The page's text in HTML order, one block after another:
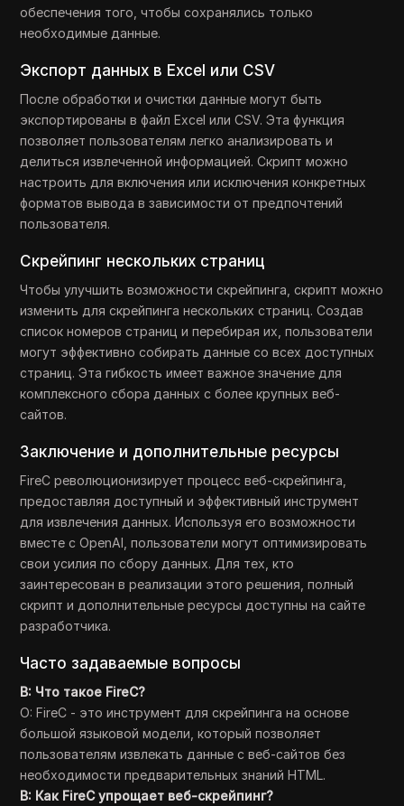
обеспечения того, чтобы сохранялись только
необходимые данные.
Экспорт данных в Excel или CSV
После обработки и очистки данные могут быть
экспортированы в файл Excel или CSV. Эта функция
позволяет пользователям легко анализировать и
делиться извлеченной информацией. Скрипт можно
настроить для включения или исключения конкретных
форматов вывода в зависимости от предпочтений
пользователя.
Скрейпинг нескольких страниц
Чтобы улучшить возможности скрейпинга, скрипт можно
изменить для скрейпинга нескольких страниц. Создав
список номеров страниц и перебирая их, пользователи
могут эффективно собирать данные со всех доступных
страниц. Эта гибкость имеет важное значение для
комплексного сбора данных с более крупных веб-
сайтов.
Заключение и дополнительные ресурсы
FireC революционизирует процесс веб-скрейпинга,
предоставляя доступный и эффективный инструмент
для извлечения данных. Используя его возможности
вместе с OpenAI, пользователи могут оптимизировать
свои усилия по сбору данных. Для тех, кто
заинтересован в реализации этого решения, полный
скрипт и дополнительные ресурсы доступны на сайте
разработчика.
Часто задаваемые вопросы
В: Что такое FireC?
О: FireC - это инструмент для скрейпинга на основе
большой языковой модели, который позволяет
пользователям извлекать данные с веб-сайтов без
необходимости предварительных знаний HTML.
В: Как FireC упрощает веб-скрейпинг?